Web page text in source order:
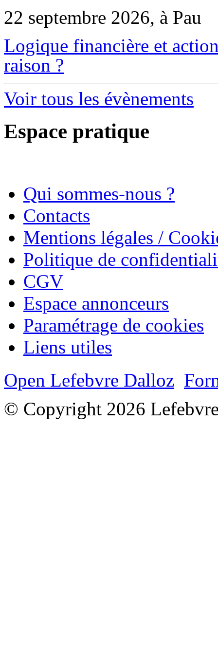
22 septembre 2026, à Pau
Logique financière et
raison ?
Voir tous les évènements
Espace pratique
Qui sommes-nous ?
Contacts
Mentions légales /
Politique de
CGV
Espace annonceurs
Paramétrage de cookies
Liens utiles
Open Lefebvre Dalloz
© Copyright 2026